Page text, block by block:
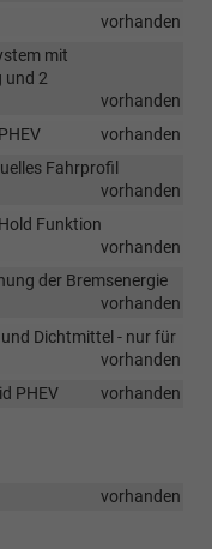
vorhanden
mit
und 2
vorhanden
vorhanden
Fahrprofil
vorhanden
Funktion
vorhanden
der Bremsenergie
vorhanden
Dichtmittel - nur für
vorhanden
PHEV
vorhanden
vorhanden